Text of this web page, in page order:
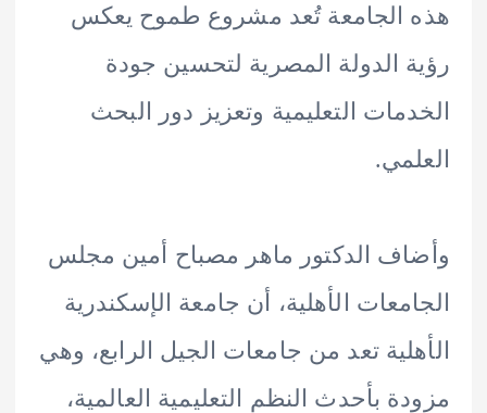
الجامعة تُعد مشروع طموح يعكس
الدولة المصرية لتحسين جودة
التعليمية وتعزيز دور البحث
الدكتور ماهر مصباح أمين مجلس
الأهلية، أن جامعة الإسكندرية
تعد من جامعات الجيل الرابع، وهي
بأحدث النظم التعليمية العالمية،